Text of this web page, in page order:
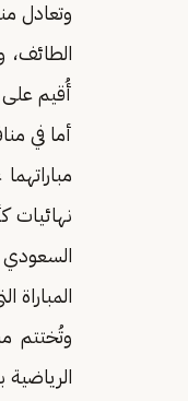
وتعادل
الطائف،
أُقيم
أما في
نهائيات كأس
السعودي
وتُختتم
الرياضية